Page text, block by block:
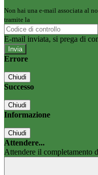
Non hai una e-mail associata al
tramite la
E-mail inviata, si prega di
Errore
Chiudi
Successo
Chiudi
Informazione
Chiudi
Attendere...
Attendere il completamento